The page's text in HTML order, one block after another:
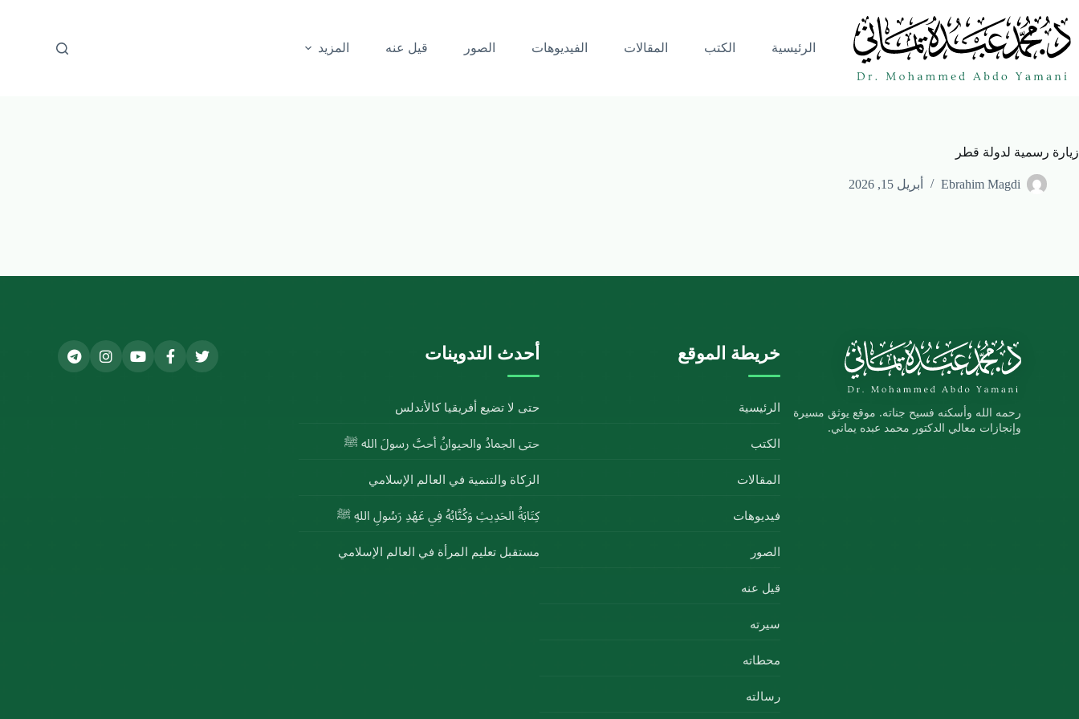
الرئيسية الكتب المقالات الفيديوهات الصور قيل عنه المزيد
زيارة رسمية لدولة قطر
Ebrahim Magdi أبريل 15, 2026
رحمه الله وأسكنه فسيح جناته. موقع يوثق مسيرة
وإنجازات معالي الدكتور محمد عبده يماني.
خريطة الموقع
الرئيسية
الكتب
المقالات
فيديوهات
الصور
قيل عنه
سيرته
محطاته
رسالته
أحدث التدوينات
حتى لا تضيع أفريقيا كالأندلس
حتى الجمادُ والحيوانُ أحبَّ رسولَ الله ﷺ
الزكاة والتنمية في العالم الإسلامي
كِتَابَةُ الحَدِيثِ وَكُتَّابُهُ فِي عَهْدِ رَسُولِ اللهِ ﷺ
مستقبل تعليم المرأة في العالم الإسلامي